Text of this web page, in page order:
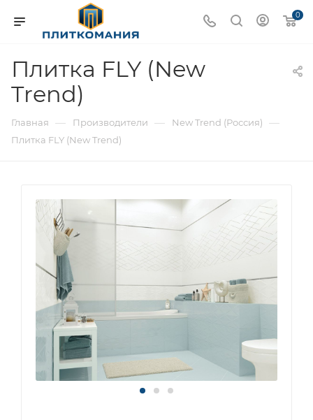
0
Плитка FLY (New
Trend)
Главная — Производители — New Trend (Россия) —
Плитка FLY (New Trend)